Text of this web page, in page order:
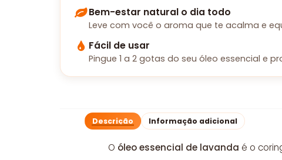
Bem-estar natural o dia todo
Leve com você o aroma que te acalma e
Fácil de usar
Pingue 1 a 2 gotas do seu óleo essencial e
Descrição Informação adicional
O óleo essencial de lavanda é o